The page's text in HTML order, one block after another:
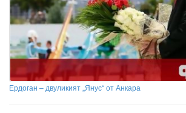
Ердоган – двуликият „Янус“ от Анкара